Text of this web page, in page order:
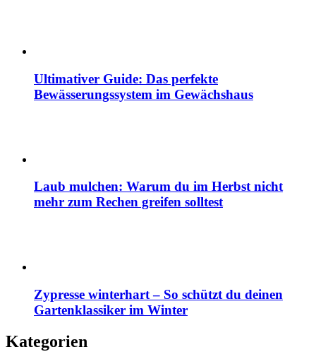
Ultimativer Guide: Das perfekte
Bewässerungssystem im Gewächshaus
Laub mulchen: Warum du im Herbst nicht
mehr zum Rechen greifen solltest
Zypresse winterhart – So schützt du deinen
Gartenklassiker im Winter
Kategorien